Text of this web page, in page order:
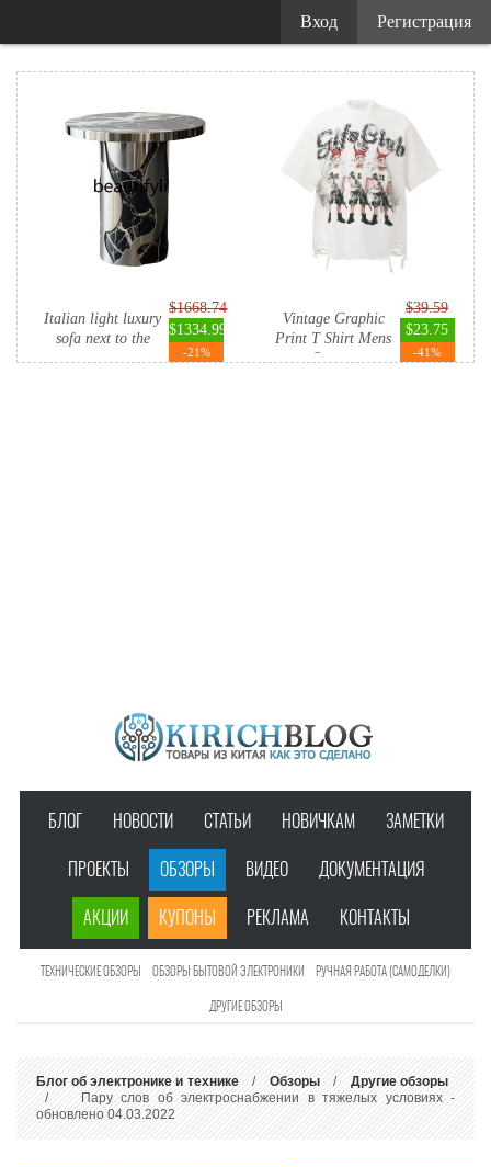
Italian light luxury
sofa next to the
$1668.74
$1334.99
-21%
Vintage Graphic
Print T Shirt Mens
Stree...
$39.59
$23.75
-41%
БЛОГ НОВОСТИ СТАТЬИ НОВИЧКАМ ЗАМЕТКИ
ПРОЕКТЫ ОБЗОРЫ ВИДЕО ДОКУМЕНТАЦИЯ
АКЦИИ КУПОНЫ РЕКЛАМА КОНТАКТЫ
ТЕХНИЧЕСКИЕ ОБЗОРЫ ОБЗОРЫ БЫТОВОЙ ЭЛЕКТРОНИКИ РУЧНАЯ РАБОТА (САМОДЕЛКИ)
ДРУГИЕ ОБЗОРЫ
Блог об электронике и технике/Обзоры/Другие обзоры
/ Пару слов об электроснабжении в тяжелых условиях -
обновлено 04.03.2022
Регистрация
Вход